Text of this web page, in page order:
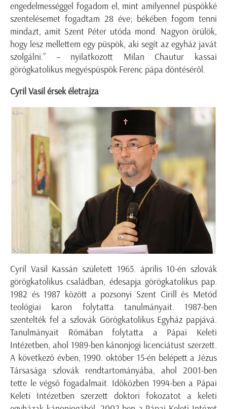
engedelmességgel fogadom el, mint amilyennel püspökké
szentelésemet fogadtam 28 éve; békében fogom tenni
mindazt, amit Szent Péter utóda mond. Nagyon örülök,
hogy lesz mellettem egy püspök, aki segít az egyház javát
szolgálni.” – nyilatkozott Milan Chautur kassai
görögkatolikus megyéspüspök Ferenc pápa döntéséről.
Cyril Vasil érsek életrajza
Cyril Vasil Kassán született 1965. április 10-én szlovák
görögkatolikus családban, édesapja görögkatolikus pap.
1982 és 1987 között a pozsonyi Szent Cirill és Metód
teológiai karon folytatta tanulmányait. 1987-ben
szentelték fel a szlovák Görögkatolikus Egyház papjává.
Tanulmányait Rómában folytatta a Pápai Keleti
Intézetben, ahol 1989-ben kánonjogi licenciátust szerzett.
A következő évben, 1990. október 15-én belépett a Jézus
Társasága szlovák rendtartományába, ahol 2001-ben
tette le végső fogadalmait. Időközben 1994-ben a Pápai
Keleti Intézetben szerzett doktori fokozatot a keleti